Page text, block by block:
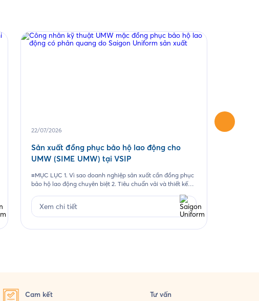
22/07/2026
Sản xuất đồng phục bảo hộ lao động cho
UMW (SIME UMW) tại VSIP
≡MỤC LỤC 1. Vì sao doanh nghiệp sản xuất cần đồng phục
bảo hộ lao động chuyên biệt 2. Tiêu chuẩn vải và thiết kế
phục cho Công ty UMW tại VSIP 4. Quy trình đặt đồng
phục bảo hộ lao động […]
Xem chi tiết
04/06/
Cam kết
Tư vấn